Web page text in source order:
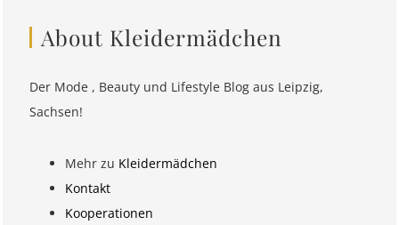
About Kleidermädchen
Der Mode , Beauty und Lifestyle Blog aus Leipzig,
Sachsen!
Mehr zu Kleidermädchen
Kontakt
Kooperationen